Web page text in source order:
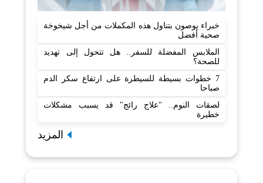
خبراء يوصون بتناول هذه المكملات من أجل شيخوخة
صحية أفضل
الملابس المفضلة للسفر.. هل تتحول إلى تهديد
للصحة؟
7 خطوات بسيطة للسيطرة على ارتفاع سكر الدم
صباحا
لصقات النوم.. "علاج رائج" قد يسبب مشكلات
خطيرة
المزيد